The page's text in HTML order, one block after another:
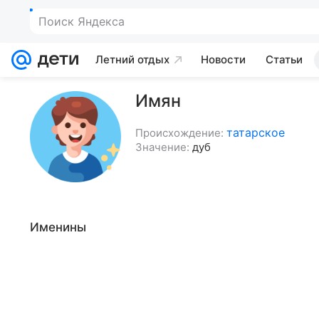
Поиск Яндекса
Летний отдых Новости Статьи
Имян
Происхождение: татарское
Значение: дуб
Именины